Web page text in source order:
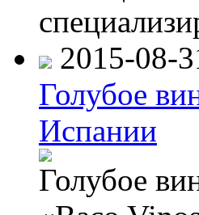
2015-08-
Голубое
Испании
Голубое